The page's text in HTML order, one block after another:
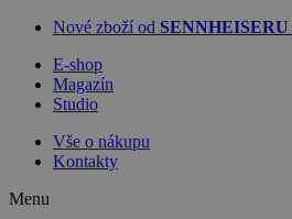
Nové zboží od SENNHEISERU
E-shop
Magazín
Studio
Vše o nákupu
Kontakty
Menu